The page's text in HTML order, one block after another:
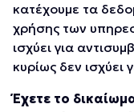
κατέχουμε τα
χρήσης των
ισχύει για
κυρίως δεν ισχύει
Έχετε το